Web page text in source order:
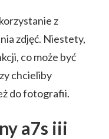
z
zdjęć. Niestety,
co może być
chcieliby
do fotografii.
a7s iii